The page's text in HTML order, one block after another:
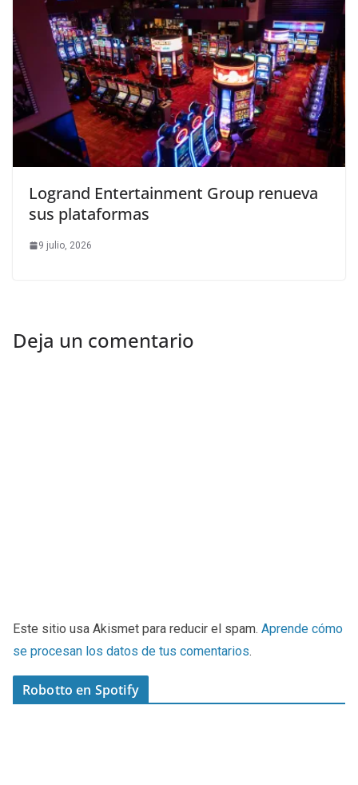
Logrand Entertainment Group renueva
sus plataformas
9 julio, 2026
Deja un comentario
Este sitio usa Akismet para reducir el spam. Aprende cómo
se procesan los datos de tus comentarios.
Robotto en Spotify